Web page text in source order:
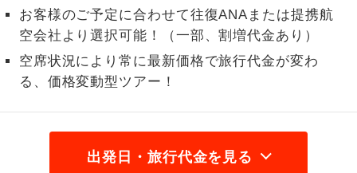
お客様のご予定に合わせて往復ANAまたは提携航
空会社より選択可能！（一部、割増代金あり）
空席状況により常に最新価格で旅行代金が変わ
る、価格変動型ツアー！
出発日・旅行代金を見る
ご夫婦限定
ご夫婦限定でご参加いただけるコースで
す。
女性限定
女性限定でご参加いただけるコースで
す。
年齢制限あり
航空会社指定
利用航空会社が指定なので、ご出発の計